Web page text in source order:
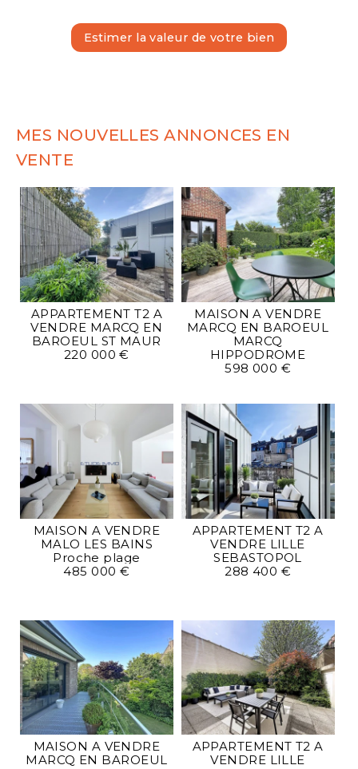
Estimer la valeur de votre bien
MES NOUVELLES ANNONCES EN
VENTE
APPARTEMENT T2 A
VENDRE MARCQ EN
BAROEUL ST MAUR
220 000 €
MAISON A VENDRE
MARCQ EN BAROEUL
MARCQ
HIPPODROME
598 000 €
MAISON A VENDRE
MALO LES BAINS
Proche plage
485 000 €
APPARTEMENT T2 A
VENDRE LILLE
SEBASTOPOL
288 400 €
MAISON A VENDRE
MARCQ EN BAROEUL
APPARTEMENT T2 A
VENDRE LILLE